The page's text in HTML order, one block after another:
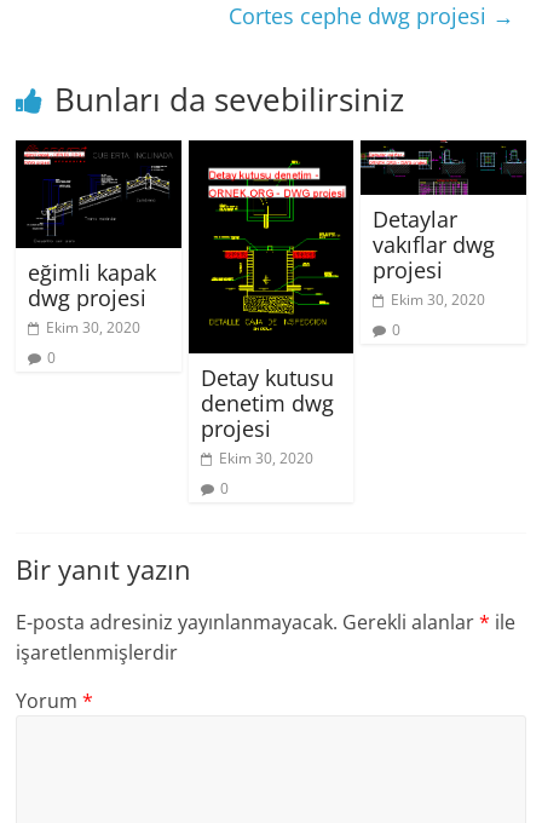
Cortes cephe dwg projesi →
Bunları da sevebilirsiniz
eğimli kapak
dwg projesi
Ekim 30, 2020
0
Detay kutusu
denetim dwg
projesi
Ekim 30, 2020
0
Detaylar
vakıflar dwg
projesi
Ekim 30, 2020
0
Bir yanıt yazın
E-posta adresiniz yayınlanmayacak. Gerekli alanlar* ile
işaretlenmişlerdir
Yorum*